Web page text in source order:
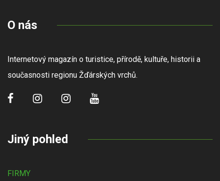
O nás
Internetový magazín o turistice, přírodě, kultuře, historii a
současnosti regionu Žďárských vrchů.
Jiný pohled
FIRMY